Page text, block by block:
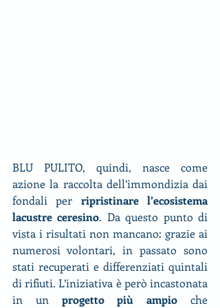
BLU PULITO, quindi, nasce come
azione la raccolta dell’immondizia dai
fondali per ripristinare l’ecosistema
lacustre ceresino. Da questo punto di
vista i risultati non mancano: grazie ai
numerosi volontari, in passato sono
stati recuperati e differenziati quintali
di rifiuti. L’iniziativa è però incastonata
in un progetto più ampio che